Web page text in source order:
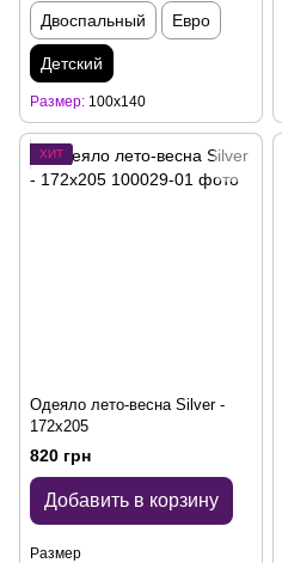
Двоспальный Евро
Детский
Размер 100x140
ХИТ
Одеяло лето-весна Silver -
172x205
820 грн
Добавить в корзину
Размер